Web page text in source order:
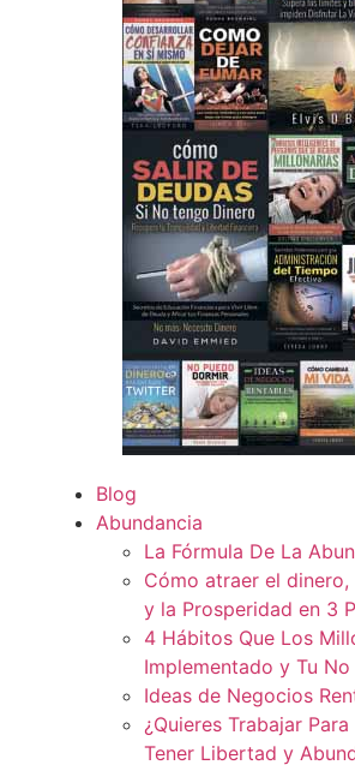
Blog
Abundancia
La Fórmula De La
Cómo atraer el dinero,
y la Prosperidad en 3
4 Hábitos Que Los
Implementado y Tu No
Ideas de Negocios
¿Quieres Trabajar
Tener Libertad y